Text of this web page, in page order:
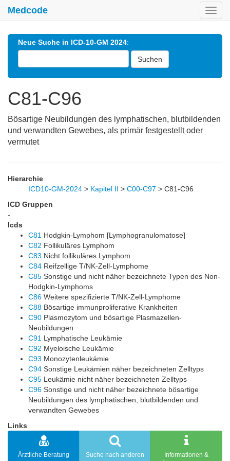
Medcode
Neue Suche in ICD-10-GM 2024:
Suchen
C81-C96
Bösartige Neubildungen des lymphatischen, blutbildenden
und verwandten Gewebes, als primär festgestellt oder
vermutet
Hierarchie
ICD10-GM-2024 > Kapitel II > C00-C97 > C81-C96
ICD Gruppen
-
Icds
C81 Hodgkin-Lymphom [Lymphogranulomatose]
C82 Follikuläres Lymphom
C83 Nicht follikuläres Lymphom
C84 Reifzellige T/NK-Zell-Lymphome
C85 Sonstige und nicht näher bezeichnete Typen des Non-
Hodgkin-Lymphoms
C86 Weitere spezifizierte T/NK-Zell-Lymphome
C88 Bösartige immunproliferative Krankheiten
C90 Plasmozytom und bösartige Plasmazellen-
Neubildungen
C91 Lymphatische Leukämie
C92 Myeloische Leukämie
C93 Monozytenleukämie
C94 Sonstige Leukämien näher bezeichneten Zelltyps
C95 Leukämie nicht näher bezeichneten Zelltyps
C96 Sonstige und nicht näher bezeichnete bösartige
Neubildungen des lymphatischen, blutbildenden und
verwandten Gewebes
Links
Ärztliche Beratung
Suche nach anderen
Informationen &